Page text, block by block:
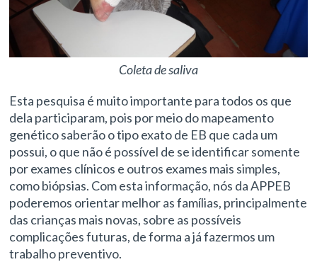
Coleta de saliva
Esta pesquisa é muito importante para todos os que
dela participaram, pois por meio do mapeamento
genético saberão o tipo exato de EB que cada um
possui, o que não é possível de se identificar somente
por exames clínicos e outros exames mais simples,
como biópsias. Com esta informação, nós da APPEB
poderemos orientar melhor as famílias, principalmente
das crianças mais novas, sobre as possíveis
complicações futuras, de forma a já fazermos um
trabalho preventivo.